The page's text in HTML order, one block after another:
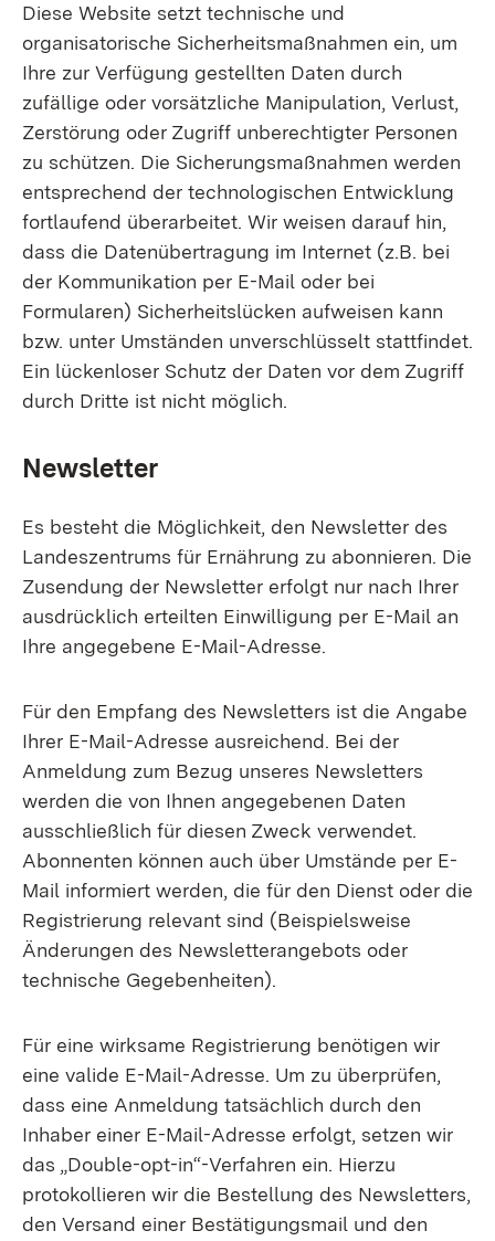
Diese Website setzt technische und
organisatorische Sicherheitsmaßnahmen ein, um
Ihre zur Verfügung gestellten Daten durch
zufällige oder vorsätzliche Manipulation, Verlust,
Zerstörung oder Zugriff unberechtigter Personen
zu schützen. Die Sicherungsmaßnahmen werden
entsprechend der technologischen Entwicklung
fortlaufend überarbeitet. Wir weisen darauf hin,
dass die Datenübertragung im Internet (z.B. bei
der Kommunikation per E-Mail oder bei
Formularen) Sicherheitslücken aufweisen kann
bzw. unter Umständen unverschlüsselt stattfindet.
Ein lückenloser Schutz der Daten vor dem Zugriff
durch Dritte ist nicht möglich.
Newsletter
Es besteht die Möglichkeit, den Newsletter des
Landeszentrums für Ernährung zu abonnieren. Die
Zusendung der Newsletter erfolgt nur nach Ihrer
ausdrücklich erteilten Einwilligung per E-Mail an
Ihre angegebene E-Mail-Adresse.
Für den Empfang des Newsletters ist die Angabe
Ihrer E-Mail-Adresse ausreichend. Bei der
Anmeldung zum Bezug unseres Newsletters
werden die von Ihnen angegebenen Daten
ausschließlich für diesen Zweck verwendet.
Abonnenten können auch über Umstände per E-
Mail informiert werden, die für den Dienst oder die
Registrierung relevant sind (Beispielsweise
Änderungen des Newsletterangebots oder
technische Gegebenheiten).
Für eine wirksame Registrierung benötigen wir
eine valide E-Mail-Adresse. Um zu überprüfen,
dass eine Anmeldung tatsächlich durch den
Inhaber einer E-Mail-Adresse erfolgt, setzen wir
das „Double-opt-in“-Verfahren ein. Hierzu
protokollieren wir die Bestellung des Newsletters,
den Versand einer Bestätigungsmail und den